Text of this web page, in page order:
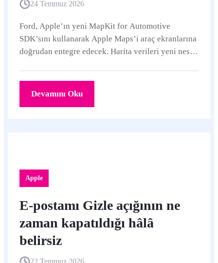
24 Temmuz 2026
Ford, Apple’ın yeni MapKit for Automotive
SDK’sını kullanarak Apple Maps’i araç ekranlarına
doğrudan entegre edecek. Harita verileri yeni nesil
Devamını Oku
Apple
E-postamı Gizle açığının ne
zaman kapatıldığı hâlâ
belirsiz
22 Temmuz 2026